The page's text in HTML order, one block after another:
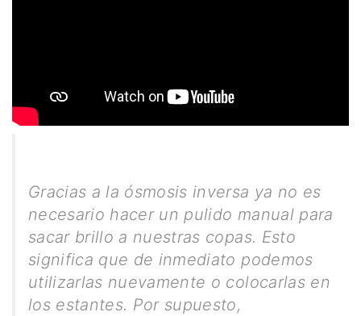
Gracias a la ósmosis inversa ya no es
necesario hacer un pulido manual para
sacar brillo a nuestras copas. Esto
significa que de inmediato podemos
utilizarlas nuevamente o colocarlas en
los estantes. Por supuesto,